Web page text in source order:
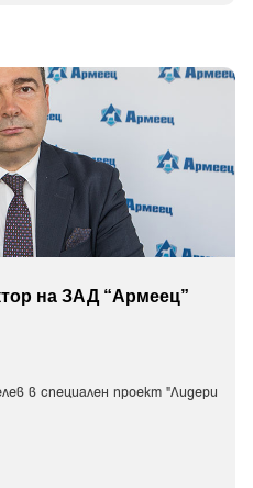
на ЗАД “Армеец”
в специален проект "Лидери